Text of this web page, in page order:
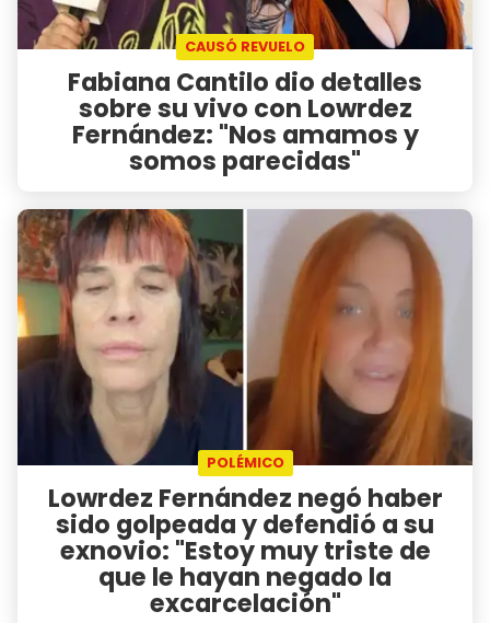
CAUSÓ REVUELO
Fabiana Cantilo dio detalles
sobre su vivo con Lowrdez
Fernández: "Nos amamos y
somos parecidas"
POLÉMICO
Lowrdez Fernández negó haber
sido golpeada y defendió a su
exnovio: "Estoy muy triste de
que le hayan negado la
excarcelación"